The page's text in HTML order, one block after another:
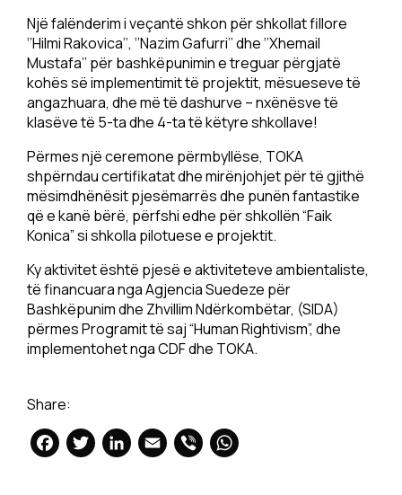
Një falënderim i veçantë shkon për shkollat fillore
‘’Hilmi Rakovica’’, ‘’Nazim Gafurri’’ dhe ‘’Xhemail
Mustafa’’ për bashkëpunimin e treguar përgjatë
kohës së implementimit të projektit, mësueseve të
angazhuara, dhe më të dashurve – nxënësve të
klasëve të 5-ta dhe 4-ta të këtyre shkollave!
Përmes një ceremone përmbyllëse, TOKA
shpërndau certifikatat dhe mirënjohjet për të gjithë
mësimdhënësit pjesëmarrës dhe punën fantastike
që e kanë bërë, përfshi edhe për shkollën “Faik
Konica” si shkolla pilotuese e projektit.
Ky aktivitet është pjesë e aktiviteteve ambientaliste,
të financuara nga Agjencia Suedeze për
Bashkëpunim dhe Zhvillim Ndërkombëtar, (SIDA)
përmes Programit të saj “Human Rightivism”, dhe
implementohet nga CDF dhe TOKA.
Share:
Facebook
Twitter
LinkedIn
Email
Viber